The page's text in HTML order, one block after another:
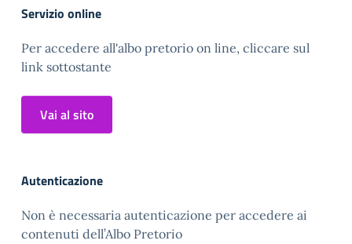
Servizio online
Per accedere all'albo pretorio on line, cliccare sul
link sottostante
Vai al sito
Autenticazione
Non è necessaria autenticazione per accedere ai
contenuti dell’Albo Pretorio